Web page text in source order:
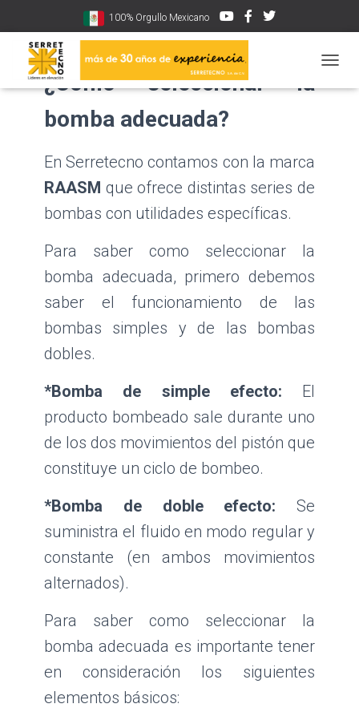
100% Orgullo Mexicano
¿Cómo seleccionar la
bomba adecuada?
En Serretecno contamos con la marca
RAASM que ofrece distintas series de
bombas con utilidades específicas.
Para saber como seleccionar la
bomba adecuada, primero debemos
saber el funcionamiento de las
bombas simples y de las bombas
dobles.
*Bomba de simple efecto: El
producto bombeado sale durante uno
de los dos movimientos del pistón que
constituye un ciclo de bombeo.
*Bomba de doble efecto: Se
suministra el fluido en modo regular y
constante (en ambos movimientos
alternados).
Para saber como seleccionar la
bomba adecuada es importante tener
en consideración los siguientes
elementos básicos: